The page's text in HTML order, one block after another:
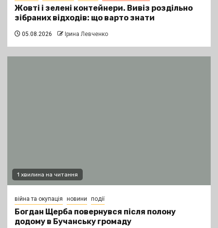
Жовті і зелені контейнери. Вивіз роздільно
зібраних відходів: що варто знати
05.08.2026 Ірина Левченко
1 хвилина на читання
війна та окупація новини події
Богдан Щерба повернувся після полону
додому в Бучанську громаду